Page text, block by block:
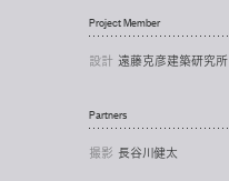
Project Member
設計 遠藤克彦建築研究所
Partners
撮影 長谷川健太